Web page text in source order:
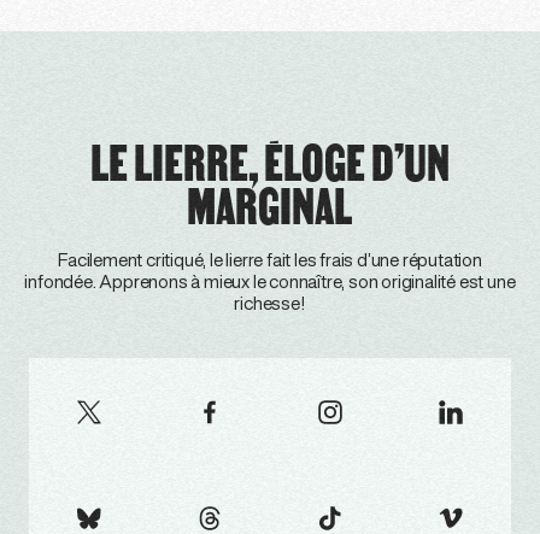
LE LIERRE, ÉLOGE D’UN
MARGINAL
Facilement critiqué, le lierre fait les frais d’une réputation
infondée. Apprenons à mieux le connaître, son originalité est une
richesse!